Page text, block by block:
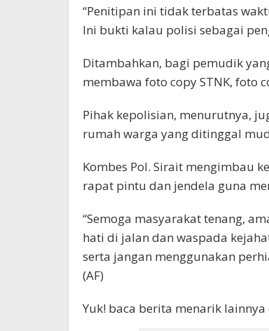
“Penitipan ini tidak terbatas
Ini bukti kalau polisi sebagai
Ditambahkan, bagi pemudik
membawa foto copy STNK, foto
Pihak kepolisian, menurutnya,
rumah warga yang ditinggal
Kombes Pol. Sirait mengimbau
rapat pintu dan jendela guna
“Semoga masyarakat tenang,
hati di jalan dan waspada
serta jangan menggunakan
(AF)
Yuk! baca berita menarik